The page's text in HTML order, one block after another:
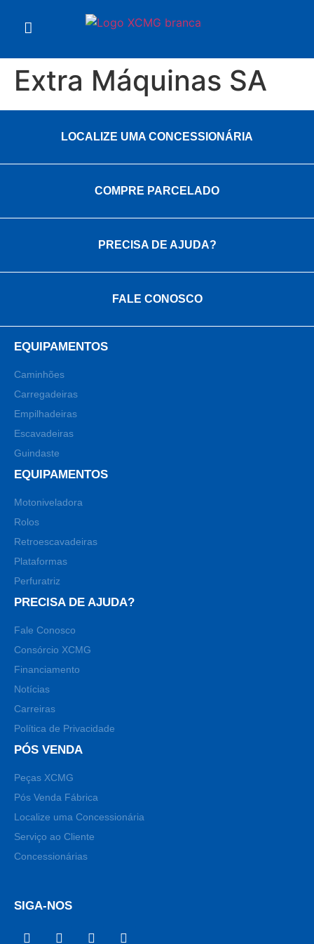
Extra Máquinas SA
LOCALIZE UMA CONCESSIONÁRIA
COMPRE PARCELADO
PRECISA DE AJUDA?
FALE CONOSCO
EQUIPAMENTOS
Caminhões
Carregadeiras
Empilhadeiras
Escavadeiras
Guindaste
EQUIPAMENTOS
Motoniveladora
Rolos
Retroescavadeiras
Plataformas
Perfuratriz
PRECISA DE AJUDA?
Fale Conosco
Consórcio XCMG
Financiamento
Notícias
Carreiras
Política de Privacidade
PÓS VENDA
Peças XCMG
Pós Venda Fábrica
Localize uma Concessionária
Serviço ao Cliente
Concessionárias
SIGA-NOS